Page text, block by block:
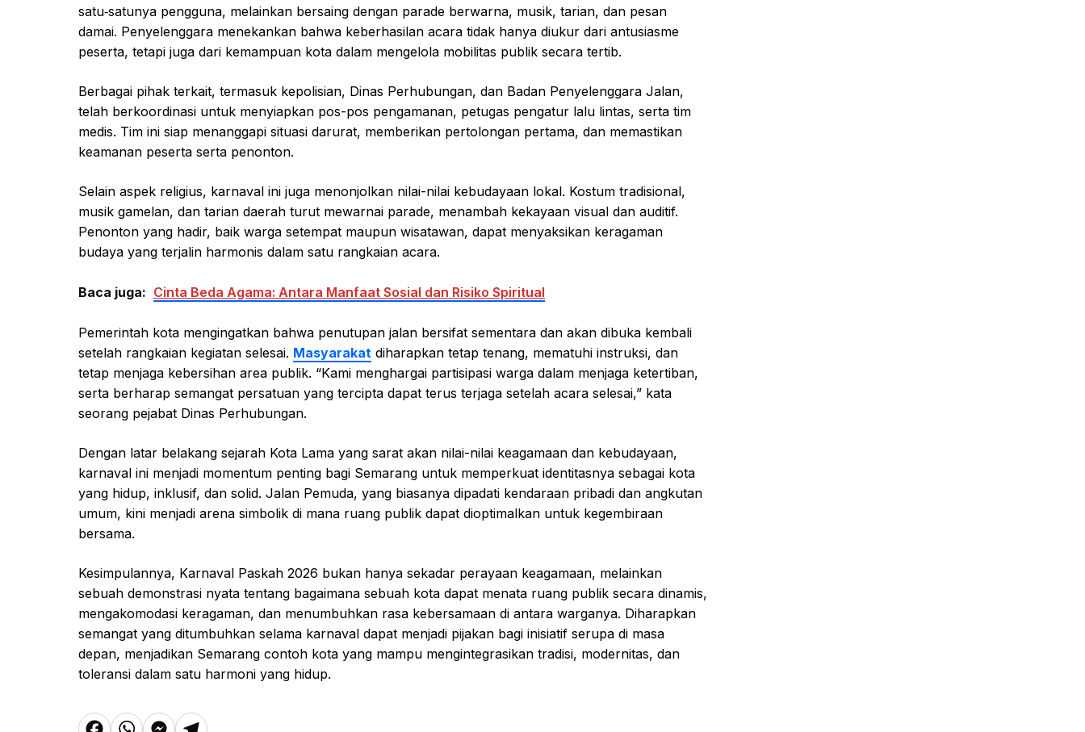
satu‑satunya pengguna, melainkan bersaing dengan parade berwarna, musik, tarian, dan pesan
damai. Penyelenggara menekankan bahwa keberhasilan acara tidak hanya diukur dari antusiasme
peserta, tetapi juga dari kemampuan kota dalam mengelola mobilitas publik secara tertib.
Berbagai pihak terkait, termasuk kepolisian, Dinas Perhubungan, dan Badan Penyelenggara Jalan,
telah berkoordinasi untuk menyiapkan pos-pos pengamanan, petugas pengatur lalu lintas, serta tim
medis. Tim ini siap menanggapi situasi darurat, memberikan pertolongan pertama, dan memastikan
keamanan peserta serta penonton.
Selain aspek religius, karnaval ini juga menonjolkan nilai-nilai kebudayaan lokal. Kostum tradisional,
musik gamelan, dan tarian daerah turut mewarnai parade, menambah kekayaan visual dan auditif.
Penonton yang hadir, baik warga setempat maupun wisatawan, dapat menyaksikan keragaman
budaya yang terjalin harmonis dalam satu rangkaian acara.
Baca juga: Cinta Beda Agama: Antara Manfaat Sosial dan Risiko Spiritual
Pemerintah kota mengingatkan bahwa penutupan jalan bersifat sementara dan akan dibuka kembali
setelah rangkaian kegiatan selesai. Masyarakat diharapkan tetap tenang, mematuhi instruksi, dan
tetap menjaga kebersihan area publik. “Kami menghargai partisipasi warga dalam menjaga ketertiban,
serta berharap semangat persatuan yang tercipta dapat terus terjaga setelah acara selesai,” kata
seorang pejabat Dinas Perhubungan.
Dengan latar belakang sejarah Kota Lama yang sarat akan nilai-nilai keagamaan dan kebudayaan,
karnaval ini menjadi momentum penting bagi Semarang untuk memperkuat identitasnya sebagai kota
yang hidup, inklusif, dan solid. Jalan Pemuda, yang biasanya dipadati kendaraan pribadi dan angkutan
umum, kini menjadi arena simbolik di mana ruang publik dapat dioptimalkan untuk kegembiraan
bersama.
Kesimpulannya, Karnaval Paskah 2026 bukan hanya sekadar perayaan keagamaan, melainkan
sebuah demonstrasi nyata tentang bagaimana sebuah kota dapat menata ruang publik secara dinamis,
mengakomodasi keragaman, dan menumbuhkan rasa kebersamaan di antara warganya. Diharapkan
semangat yang ditumbuhkan selama karnaval dapat menjadi pijakan bagi inisiatif serupa di masa
depan, menjadikan Semarang contoh kota yang mampu mengintegrasikan tradisi, modernitas, dan
toleransi dalam satu harmoni yang hidup.